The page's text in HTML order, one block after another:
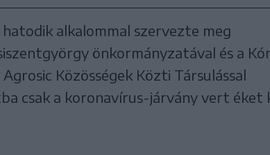
alkalommal szervezte meg
önkormányzatával és a
Közösségek Közti Társulással
csak a koronavírus-járvány vert éket